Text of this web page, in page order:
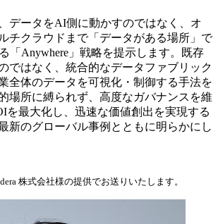
データをAI側に動かすのではなく、オ
チクラウドまで「データがある場所」で
「Anywhere」戦略を提示します。既存
ではなく、統合的なデータファブリック
全体のデータを可視化・制御する手法を
場所に縛られず、高度なガバナンスを維
を最大化し、迅速な価値創出を実現する
新のグローバル事例とともに明らかにし
株式会社様の提供でお送りいたします。